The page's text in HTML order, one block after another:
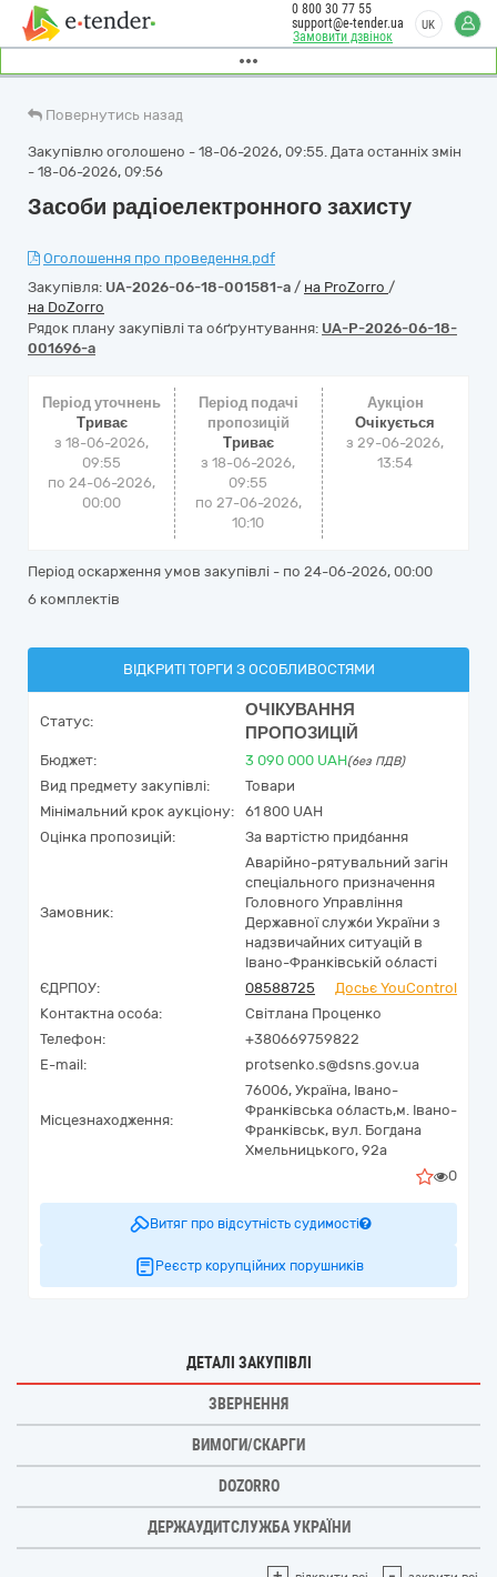
Замовити дзвінок
0 800 30 77 55
support@e-tender.ua
UK
Повернутись назад
Закупівлю оголошено - 18-06-2026, 09:55. Дата останніх змін
- 18-06-2026, 09:56
Засоби радіоелектронного захисту
Оголошення про проведення.pdf
Закупівля: UA-2026-06-18-001581-a / на ProZorro /
на DoZorro
Рядок плану закупівлі та обґрунтування: UA-P-2026-06-18-
001696-a
Період уточнень
Триває
з 18-06-2026,
09:55
по 24-06-2026,
00:00
Період подачі
пропозицій
Триває
з 18-06-2026,
09:55
по 27-06-2026,
10:10
Аукціон
Очікується
з29-06-2026,
13:54
Період оскарження умов закупівлі - по 24-06-2026, 00:00
6 комплектів
ВІДКРИТІ ТОРГИ З ОСОБЛИВОСТЯМИ
Статус:
ОЧІКУВАННЯ
ПРОПОЗИЦІЙ
Бюджет: 3 090 000 UAH(без ПДВ)
Вид предмету закупівлі:
Товари
Мінімальний крок аукціону:
61 800 UAH
Оцінка пропозицій:
За вартістю придбання
Замовник:
Аварійно-рятувальний загін
спеціального призначення
Головного Управління
Державної служби України з
надзвичайних ситуацій в
Івано-Франківській області
ЄДРПОУ:
08588725
Досьє YouControl
Контактна особа:
Світлана Проценко
Телефон:
+380669759822
E-mail:
protsenko.s@dsns.gov.ua
Місцезнаходження:
76006, Україна, Івано-
Франківська область,м. Івано-
Франківськ, вул. Богдана
Хмельницького, 92а
0
Витяг про відсутність судимості
Реєстр корупційних порушників
ДЕТАЛІ ЗАКУПІВЛІ
ЗВЕРНЕННЯ
ВИМОГИ/СКАРГИ
DOZORRO
ДЕРЖАУДИТСЛУЖБА УКРАЇНИ